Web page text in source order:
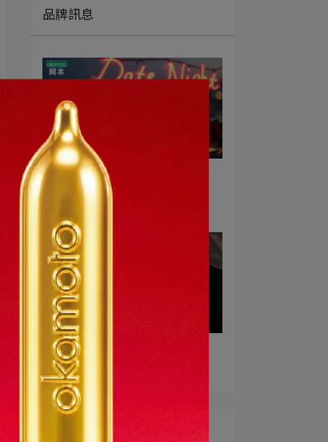
品牌訊息
手機放下來的那一刻
2026-01-28
不是第一次，但只選這個
2026-01-23